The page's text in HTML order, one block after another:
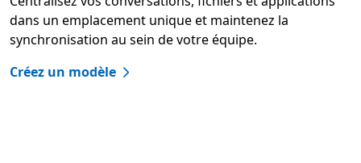
dans un emplacement unique et maintenez la
synchronisation au sein de votre équipe.
Créez un modèle